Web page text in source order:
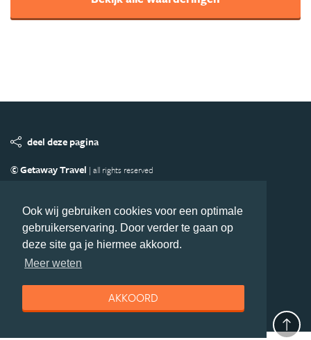
Ook wij gebruiken cookies voor een optimale
gebruikerservaring. Door verder te gaan op
deze site ga je hiermee akkoord.
Meer weten
AKKOORD
deel deze pagina
© Getaway Travel | all rights reserved
Copyright
Privacy statement Disclaimer
Cookies
Volg MiddenAmerika.nl
Nieuwsbrief
Facebook